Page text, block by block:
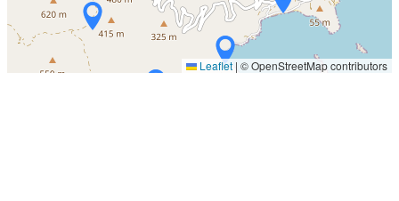
Leaflet | © OpenStreetMap contributors